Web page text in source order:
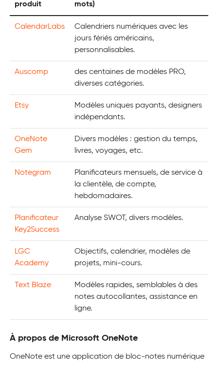
produit
mots)
CalendarLabs
Calendriers numériques avec les
jours fériés américains,
personnalisables.
Auscomp
des centaines de modèles PRO,
diverses catégories.
Etsy
Modèles uniques payants, designers
indépendants.
OneNote
Gem
Divers modèles : gestion du temps,
livres, voyages, etc.
Notegram
Planificateurs mensuels, de service à
la clientèle, de compte,
hebdomadaires.
Planificateur
Key2Success
Analyse SWOT, divers modèles.
LGC
Academy
Objectifs, calendrier, modèles de
projets, mini-cours.
Text Blaze
Modèles rapides, semblables à des
notes autocollantes, assistance en
ligne.
À propos de Microsoft OneNote
OneNote est une application de bloc-notes numérique